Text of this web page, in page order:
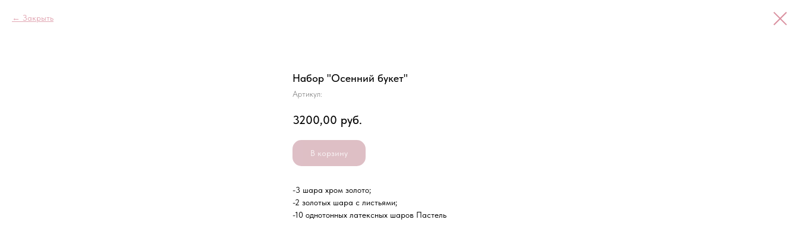
Закрыть
Набор "Осенний букет"
Артикул:
3200,00 руб.
В корзину
-3 шара хром золото;
-2 золотых шара с листьями;
-10 однотонных латексных шаров Пастель